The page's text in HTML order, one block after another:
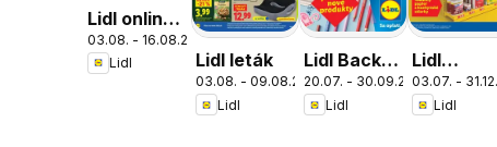
Lidl online
magazín
03.08. - 16.08.2026
Lidl
Lidl leták
03.08. - 09.08.2026
Lidl
Lidl Back
to school
20.07. - 30.09.2026
Lidl
Lidl
dlhodobo
zlacnené
03.07. -
Lidl